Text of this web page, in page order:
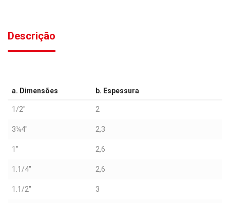
Descrição
a. Dimensões b. Espessura
1/2" 2
3¼4" 2,3
1" 2,6
1.1/4" 2,6
1.1/2" 3